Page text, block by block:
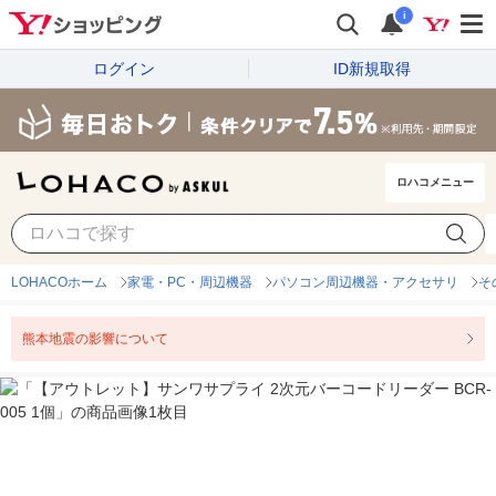
i
ログイン ID新規取得
ロハコメニュー
LOHACOホーム 家電・PC・周辺機器 パソコン周辺機器・アクセサリ そ
熊本地震の影響について